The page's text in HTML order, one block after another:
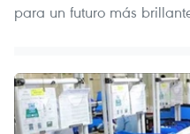
para un futuro más